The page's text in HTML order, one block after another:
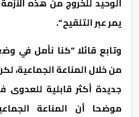
يمر عبر التلقيح “.
وتابع قائلا “كنا نأمل في
من خلال المناعة الجماعية،
جديدة أكثر قابلية للعدوى
موضحا أن المناعة